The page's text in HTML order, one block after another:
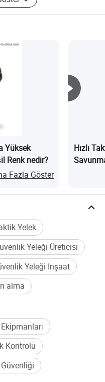
Yüksek
Renk nedir?
Fazla Göster
Hızlı
Yelek
Yeleği Üreticisi
Yeleği Inşaat
alma
Kontrolü